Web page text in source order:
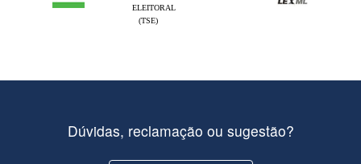
ELEITORAL
(TSE)
Dúvidas, reclamação ou sugestão?